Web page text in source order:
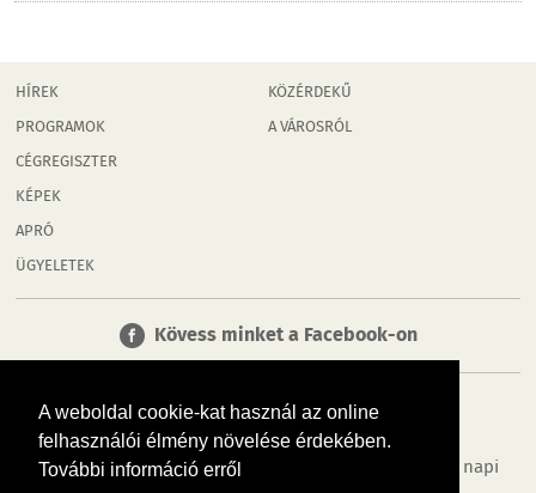
A weboldal cookie-kat használ az online
felhasználói élmény növelése érdekében.
További információ erről
HÍREK
PROGRAMOK
CÉGREGISZTER
KÉPEK
APRÓ
ÜGYELETEK
KÖZÉRDEKŰ
A VÁROSRÓL
Kövess minket a Facebook-on
Tudj meg többet városodról! Hírek, programok, képek, napi